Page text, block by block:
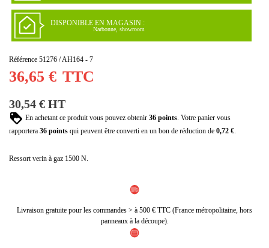
DISPONIBLE EN MAGASIN :
Narbonne, showroom
Référence 51276 / AH164 - 7
36,65 € TTC
30,54 € HT
En achetant ce produit vous pouvez obtenir 36 points. Votre panier vous
rapportera 36 points qui peuvent être converti en un bon de réduction de 0,72 €.
Ressort verin à gaz 1500 N.
Livraison gratuite pour les commandes > à 500 € TTC (France métropolitaine, hors
panneaux à la découpe).